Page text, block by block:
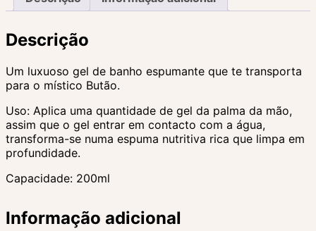
Descrição
Um luxuoso gel de banho espumante que te transporta
para o místico Butão.
Uso: Aplica uma quantidade de gel da palma da mão,
assim que o gel entrar em contacto com a água,
transforma-se numa espuma nutritiva rica que limpa em
profundidade.
Capacidade: 200ml
Informação adicional